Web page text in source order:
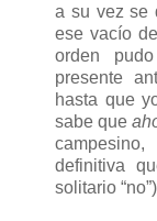
a su vez se
ese vacío
orden
presente
hasta que
sabe que
definitiva
solitario